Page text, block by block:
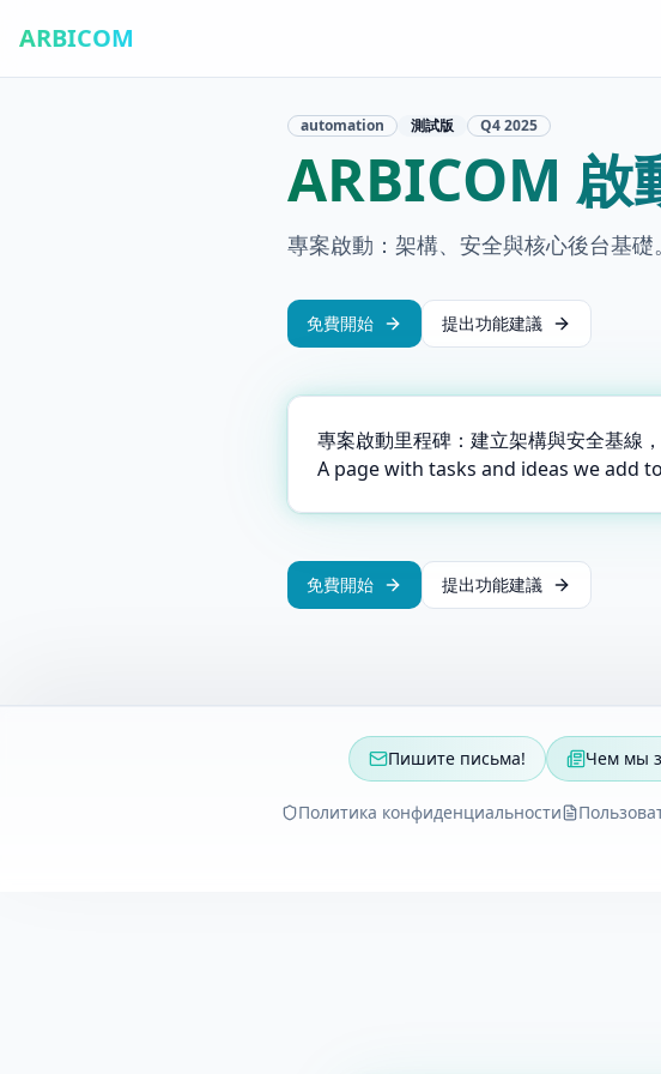
ARBICOM
automation 測試版 Q42025
ARBICOM 啟
專案啟動：架構、安全與核心後台基礎。
免費開始 提出功能建議
專案啟動里程碑：建立架構與安全基線
A page with tasks and ideas we add
免費開始 提出功能建議
Пишите письма! Чем мы
Политика конфиденциальности